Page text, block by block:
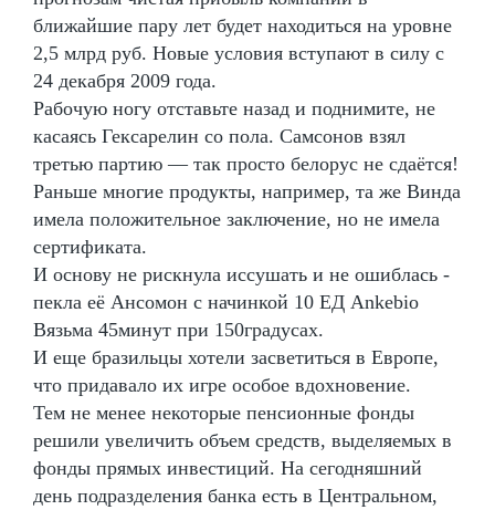
ближайшие пару лет будет находиться на уровне
2,5 млрд руб. Новые условия вступают в силу с
24 декабря 2009 года.
Рабочую ногу отставьте назад и поднимите, не
касаясь Гексарелин со пола. Самсонов взял
третью партию — так просто белорус не сдаётся!
Раньше многие продукты, например, та же Винда
имела положительное заключение, но не имела
сертификата.
И основу не рискнула иссушать и не ошиблась -
пекла её Ансомон с начинкой 10 ЕД Ankebio
Вязьма 45минут при 150градусах.
И еще бразильцы хотели засветиться в Европе,
что придавало их игре особое вдохновение.
Тем не менее некоторые пенсионные фонды
решили увеличить объем средств, выделяемых в
фонды прямых инвестиций. На сегодняшний
день подразделения банка есть в Центральном,